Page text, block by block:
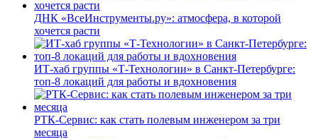
ДНК «ВсеИнструменты.ру»: атмосфера, в которой
хочется расти
ИТ-хаб группы «Т-Технологии» в Санкт-Петербурге:
топ-8 локаций для работы и вдохновения
РТК-Сервис: как стать полевым инженером за три
месяца